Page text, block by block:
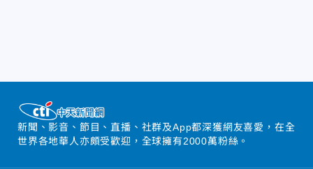
新聞、影音、節目、直播、社群及App都深獲網友喜愛，在全
世界各地華人亦頗受歡迎，全球擁有2000萬粉絲。